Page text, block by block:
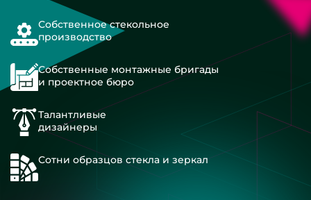
Собственное стекольное
производство
Собственные монтажные бригады
и проектное бюро
Талантливые
дизайнеры
Сотни образцов стекла и зеркал